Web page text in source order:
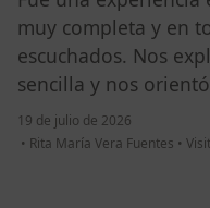
muy completa y en
escuchados. Nos
sencilla y nos
19 de julio de 2026
• Rita María Vera Fuentes •